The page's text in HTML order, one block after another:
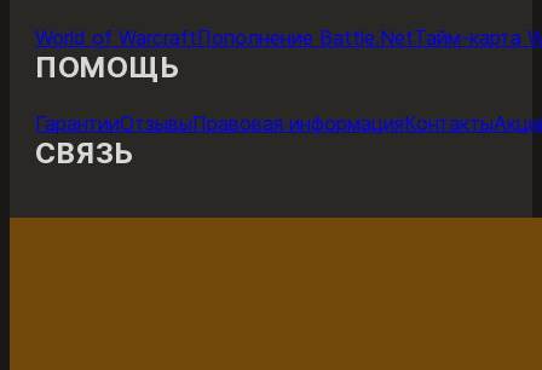
World of WarcraftПополнение Battle.NetТайм-карта
ПОМОЩЬ
ГарантииОтзывыПравовая информацияКонтакты
СВЯЗЬ